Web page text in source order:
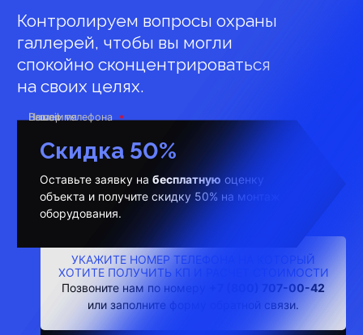
Контролируем вопросы охраны
галлерей, чтобы вы могли
спокойно сконцентрироваться
на своих целях.
Скидка 50%
Оставьте заявку на бесплатную оценку
объекта и получите скидку 50% на монтаж
оборудования.
УКАЖИТЕ НОМЕР ТЕЛЕФОНА НА КОТОРЫЙ
ХОТИТЕ ПОЛУЧИТЬ КП И РАСЧЕТ СТОИМОСТИ
Позвоните нам по номеру
+7 (800) 707-00-42
или заполните форму обратной связи.
Ваше имя
Номер телефона
E-mail